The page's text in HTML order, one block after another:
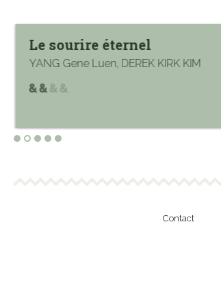
Le sourire éternel
YANG Gene Luen, DEREK KIRK KIM
Contact